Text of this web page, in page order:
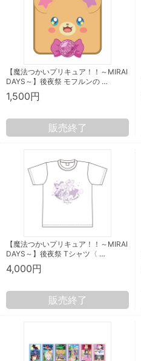
【魔法つかいプリキュア！！～MIRAI
DAYS～】後夜祭 モフルンの …
1,500円
販売終了
【魔法つかいプリキュア！！～MIRAI
DAYS～】後夜祭 Tシャツ〈 …
4,000円
販売終了